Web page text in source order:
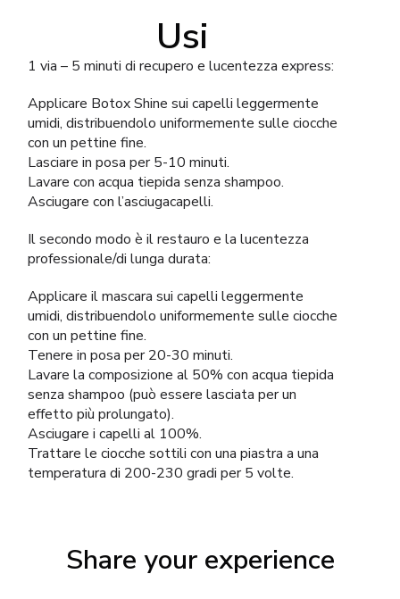
Usi
1 via – 5 minuti di recupero e lucentezza express:
Applicare Botox Shine sui capelli leggermente
umidi, distribuendolo uniformemente sulle ciocche
con un pettine fine.
Lasciare in posa per 5-10 minuti.
Lavare con acqua tiepida senza shampoo.
Asciugare con l’asciugacapelli.
Il secondo modo è il restauro e la lucentezza
professionale/di lunga durata:
Applicare il mascara sui capelli leggermente
umidi, distribuendolo uniformemente sulle ciocche
con un pettine fine.
Tenere in posa per 20-30 minuti.
Lavare la composizione al 50% con acqua tiepida
senza shampoo (può essere lasciata per un
effetto più prolungato).
Asciugare i capelli al 100%.
Trattare le ciocche sottili con una piastra a una
temperatura di 200-230 gradi per 5 volte.
Share your experience